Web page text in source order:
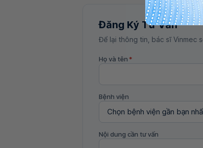
Đăng Ký Tư Vấn
Để lại thông tin, bác sĩ Vinmec
Họ và tên *
Bệnh viện
Nội dung cần tư vấn